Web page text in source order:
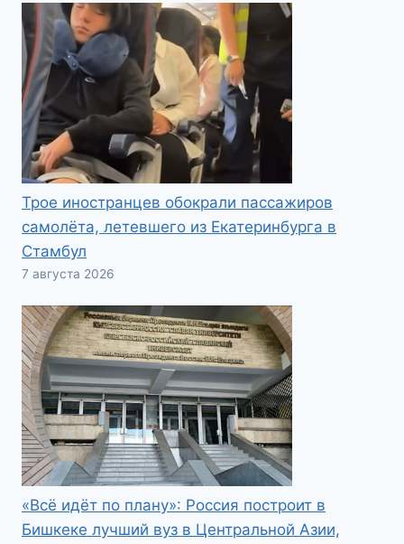
Трое иностранцев обокрали пассажиров
самолёта, летевшего из Екатеринбурга в
Стамбул
7 августа 2026
«Всё идёт по плану»: Россия построит в
Бишкеке лучший вуз в Центральной Азии,